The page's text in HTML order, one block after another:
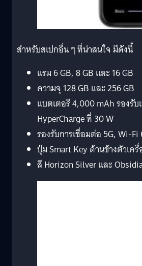
สำหรับสเปกอื่น ๆ ที่น่าสนใจ มีดังนี้
แรม 6 GB, 8 GB และ 16 GB
ความจุ 128 GB และ 256 GB
แบตเตอรี 4,000 mAh รองรับ
HyperCharge ที่ 30 W
รองรับการเชื่อมต่อ 5G, Wi-
ปุ่ม Smart Key ด้านข้างตัวเค
สี Horizon Silver และ